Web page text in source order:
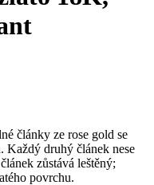
články ze rose gold se
Každý druhý článek nese
zůstává leštěný;
povrchu.